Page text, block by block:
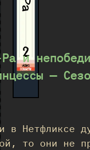
2
и
—
в Нетфликсе
то они не